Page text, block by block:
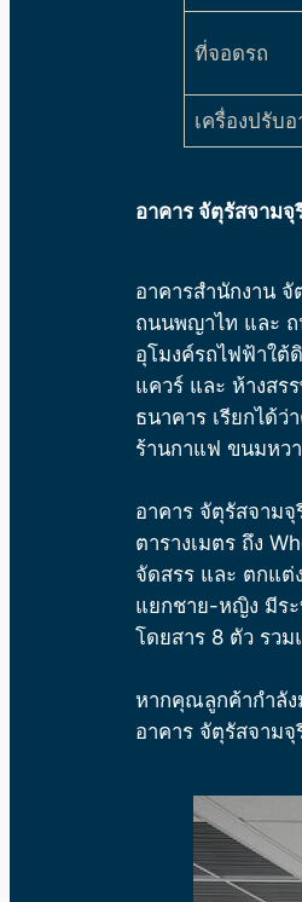
ที่จอดรถ
เครื่องปรับ
อาคาร จัตุรัสจามจุ
อาคารสำนักงาน
ถนนพญาไท และ
อุโมงค์รถไฟฟ้าใต้
แควร์ และ ห้างสร
ธนาคาร เรียกได้
ร้านกาแฟ ขนมหว
อาคาร จัตุรัสจาม
ตารางเมตร ถึง
จัดสรร และ ตกแต่
แยกชาย-หญิง มีร
โดยสาร 8 ตัว รว
หากคุณลูกค้ากำลั
อาคาร จัตุรัสจาม